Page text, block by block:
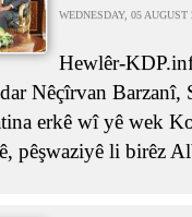
WEDNESDAY, 05 AUGUST
Hewlêr-
Nêçîrvan Barzanî,
erkê wî yê wek
pêşwaziyê li birêz